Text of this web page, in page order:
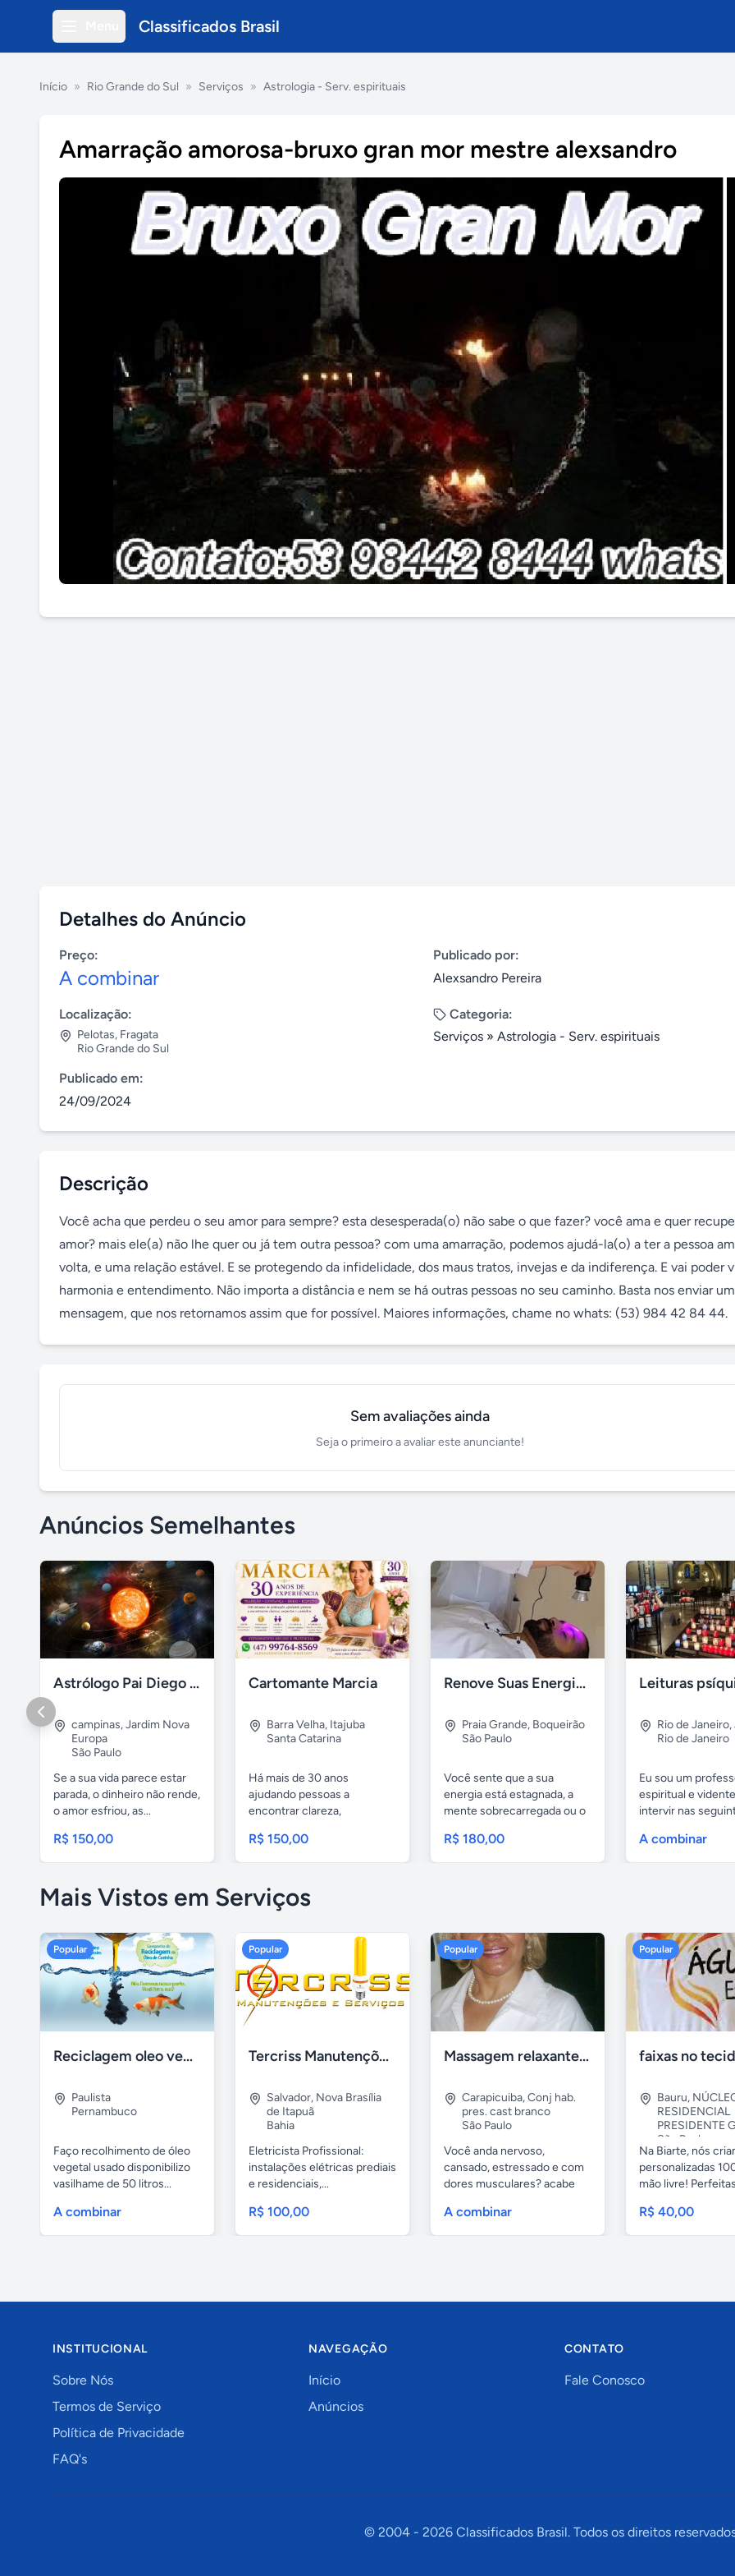
Classificados Brasil
Início » Rio Grande do Sul » Serviços » Astrologia - Serv. espirituais
Amarração amorosa-bruxo gran mor mestre alexsandro
Detalhes do Anúncio
Preço:
A combinar
Publicado por:
Alexsandro Pereira
Localização:
Pelotas, Fragata
Rio Grande do Sul
Categoria:
Serviços » Astrologia - Serv. espirituais
Publicado em:
24/09/2024
Descrição
Você acha que perdeu o seu amor para sempre? esta desesperada(o) não sabe o que fazer? você ama e quer
amor? mais ele(a) não lhe quer ou já tem outra pessoa? com uma amarração, podemos ajudá-la(o) a ter a pessoa
volta, e uma relação estável. E se protegendo da infidelidade, dos maus tratos, invejas e da indiferença. E vai poder
harmonia e entendimento. Não importa a distância e nem se há outras pessoas no seu caminho. Basta nos enviar
mensagem, que nos retornamos assim que for possível. Maiores informações, chame no whats: (53) 984 42 84 44.
Sem avaliações ainda
Seja o primeiro a avaliar este anunciante!
Anúncios Semelhantes
Astrólogo Pai Diego de Oxum
campinas,Jardim Nova
Europa
São Paulo
Se a sua vida parece estar
parada, o dinheiro não rende,
o amor esfriou, as...
R$ 150,00
Cartomante Marcia
Barra Velha, Itajuba
Santa Catarina
Há mais de 30 anos
ajudando pessoas a
encontrar clareza,
R$ 150,00
Renove Suas Energias: Terapia Vibracional
Praia Grande, Boqueirão
São Paulo
Você sente que a sua
energia está estagnada, a
mente sobrecarregada ou o
R$ 180,00
Rio de Janeiro,
Rio de Janeiro
Eu sou um
espiritual e
intervir nas
A combinar
Mais Vistos em Serviços
Popular
Reciclagem oleo vegetal
Paulista
Pernambuco
Faço recolhimento de óleo
vegetal usado disponibilizo
vasilhame de 50 litros...
A combinar
Popular
Tercriss Manutenções e Serviços
Salvador, Nova Brasília
de Itapuã
Bahia
Eletricista Profissional:
instalações elétricas prediais
e residenciais,...
R$ 100,00
Popular
Massagem relaxante- terapeutica e depilação
Carapicuiba,Conj hab.
pres. cast branco
São Paulo
Você anda nervoso,
cansado, estressado e com
dores musculares? acabe
A combinar
Popular
Bauru,
RESIDENCIAL
PRESIDENTE
São Paulo
Na Biarte, nós
personalizadas
mão livre!
R$ 40,00
INSTITUCIONAL
Sobre Nós
Termos de Serviço
Política de Privacidade
FAQ's
NAVEGAÇÃO
Início
Anúncios
CONTATO
Fale Conosco
© 2004 - 2026Classificados Brasil. Todos os direitos